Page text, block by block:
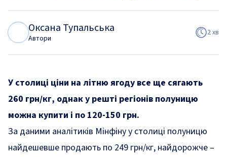
Оксана Тупальська
Автори
2 хв
У столиці ціни на літню ягоду все ще сягають
260 грн/кг, однак у решті регіонів полуницю
можна купити і по 120-150 грн.
За даними аналітиків Мінфіну у столиці полуницю
найдешевше продають по 249 грн/кг, найдорожче –